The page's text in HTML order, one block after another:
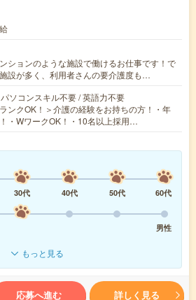
ションのような施設で働けるお仕事です！で
設が多く、利用者さんの要介護度も…
ソコンスキル不要 / 英語力不要
ンクOK！＞介護の経験をお持ちの方！・年
・WワークOK！・10名以上採用…
30代 40代 50代
60代
男性
もっと見る
応募へ進む 詳しく見る